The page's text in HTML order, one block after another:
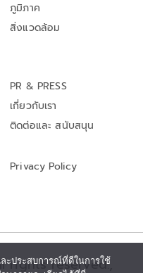
ภูมิภาค
สิ่งแวดล้อม
PR & PRESS
เกี่ยวกับเรา
ติดต่อและ สนับสนุน
Privacy Policy
rights reserved.,
ะประสบการณ์ที่ดีในการใช้